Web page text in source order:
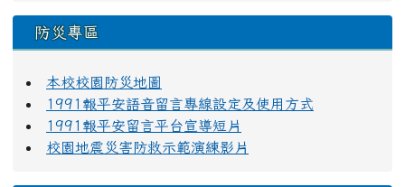
防災專區
本校校園防災地圖
1991報平安語音留言專線設定及使用方式
1991報平安留言平台宣導短片
校園地震災害防救示範演練影片